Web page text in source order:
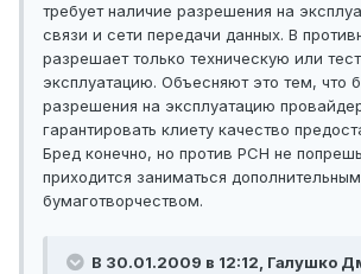
требует наличие разрешения на
связи и сети передачи данных. В
разрешает только техническую или
эксплуатацию. Объесняют это тем, что
разрешения на эксплуатацию
гарантировать клиету качество
Бред конечно, но против РСН не
приходится заниматься дополнительным
бумаготворчеством.
В 30.01.2009 в 12:12, Галушко